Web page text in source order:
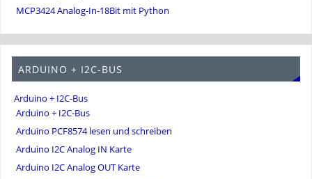
MCP3424 Analog-In-18Bit mit Python
ARDUINO + I2C-BUS
Arduino + I2C-Bus
Arduino + I2C-Bus
Arduino PCF8574 lesen und schreiben
Arduino I2C Analog IN Karte
Arduino I2C Analog OUT Karte